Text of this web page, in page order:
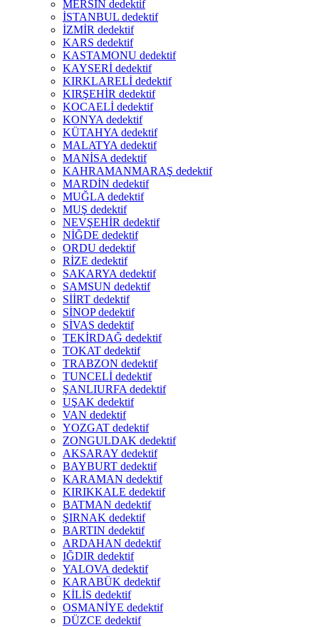
MERSİN dedektif
İSTANBUL dedektif
İZMİR dedektif
KARS dedektif
KASTAMONU dedektif
KAYSERİ dedektif
KIRKLARELİ dedektif
KIRŞEHİR dedektif
KOCAELİ dedektif
KONYA dedektif
KÜTAHYA dedektif
MALATYA dedektif
MANİSA dedektif
KAHRAMANMARAŞ dedektif
MARDİN dedektif
MUĞLA dedektif
MUŞ dedektif
NEVŞEHİR dedektif
NİĞDE dedektif
ORDU dedektif
RİZE dedektif
SAKARYA dedektif
SAMSUN dedektif
SİİRT dedektif
SİNOP dedektif
SİVAS dedektif
TEKİRDAĞ dedektif
TOKAT dedektif
TRABZON dedektif
TUNCELİ dedektif
ŞANLIURFA dedektif
UŞAK dedektif
VAN dedektif
YOZGAT dedektif
ZONGULDAK dedektif
AKSARAY dedektif
BAYBURT dedektif
KARAMAN dedektif
KIRIKKALE dedektif
BATMAN dedektif
ŞIRNAK dedektif
BARTIN dedektif
ARDAHAN dedektif
IĞDIR dedektif
YALOVA dedektif
KARABÜK dedektif
KİLİS dedektif
OSMANİYE dedektif
DÜZCE dedektif